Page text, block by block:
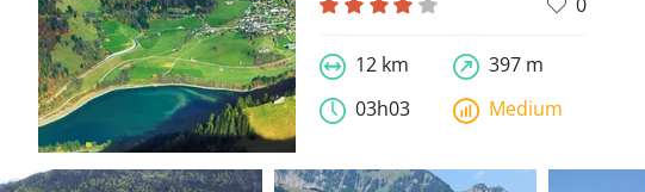
12 km
397 m
03h03
Medium